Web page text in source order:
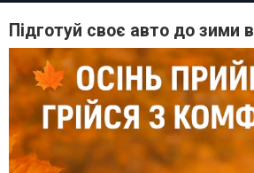
Підготуй своє авто до зими